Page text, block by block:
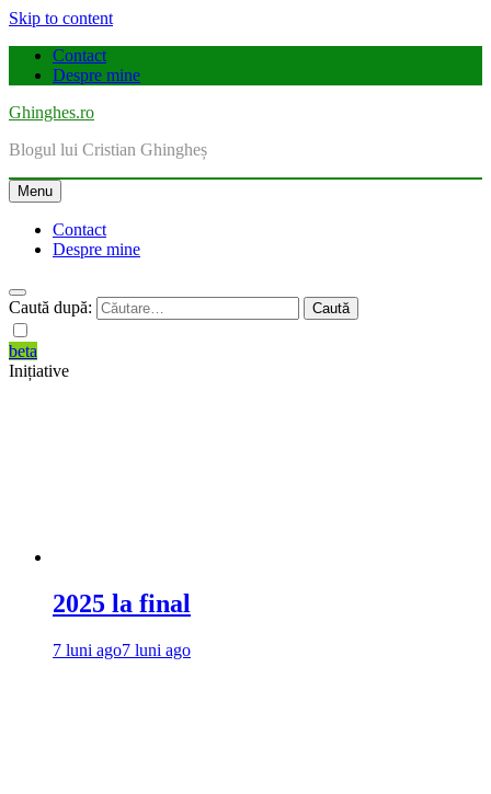
Skip to content
Contact
Despre mine
Ghinghes.ro
Blogul lui Cristian Ghingheș
Menu
Contact
Despre mine
Caută după:
beta
Inițiative
2025 la final
7 luni ago7 luni ago